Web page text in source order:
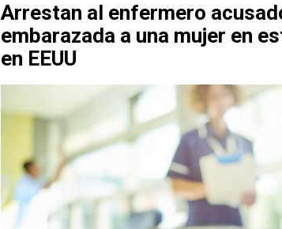
Arrestan al enfermero
embarazada a una mujer en
en EEUU